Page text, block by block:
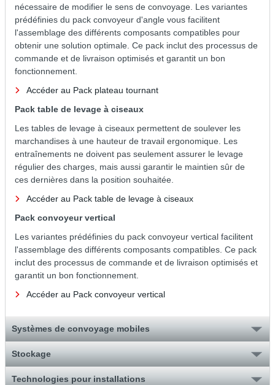
nécessaire de modifier le sens de convoyage. Les variantes
prédéfinies du pack convoyeur d'angle vous facilitent
l'assemblage des différents composants compatibles pour
obtenir une solution optimale. Ce pack inclut des processus de
commande et de livraison optimisés et garantit un bon
fonctionnement.
Accéder au Pack plateau tournant
Pack table de levage à ciseaux
Les tables de levage à ciseaux permettent de soulever les
marchandises à une hauteur de travail ergonomique. Les
entraînements ne doivent pas seulement assurer le levage
régulier des charges, mais aussi garantir le maintien sûr de
ces dernières dans la position souhaitée.
Accéder au Pack table de levage à ciseaux
Pack convoyeur vertical
Les variantes prédéfinies du pack convoyeur vertical facilitent
l'assemblage des différents composants compatibles. Ce pack
inclut des processus de commande et de livraison optimisés et
garantit un bon fonctionnement.
Accéder au Pack convoyeur vertical
Systèmes de convoyage mobiles
Stockage
Technologies pour installations